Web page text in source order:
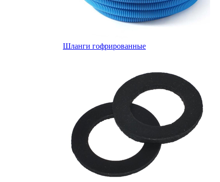
Шланги гофрированные